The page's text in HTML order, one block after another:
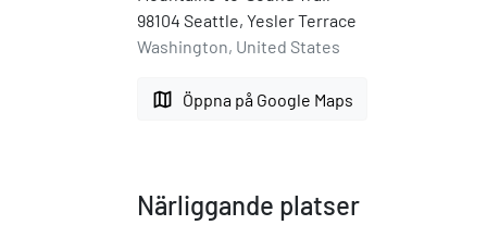
98104 Seattle, Yesler Terrace
Washington, United States
map Öppna på Google Maps
Närliggande platser